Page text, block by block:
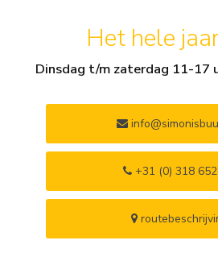
Het hele
Dinsdag t/m zaterdag 11-17
+31 (0) 318